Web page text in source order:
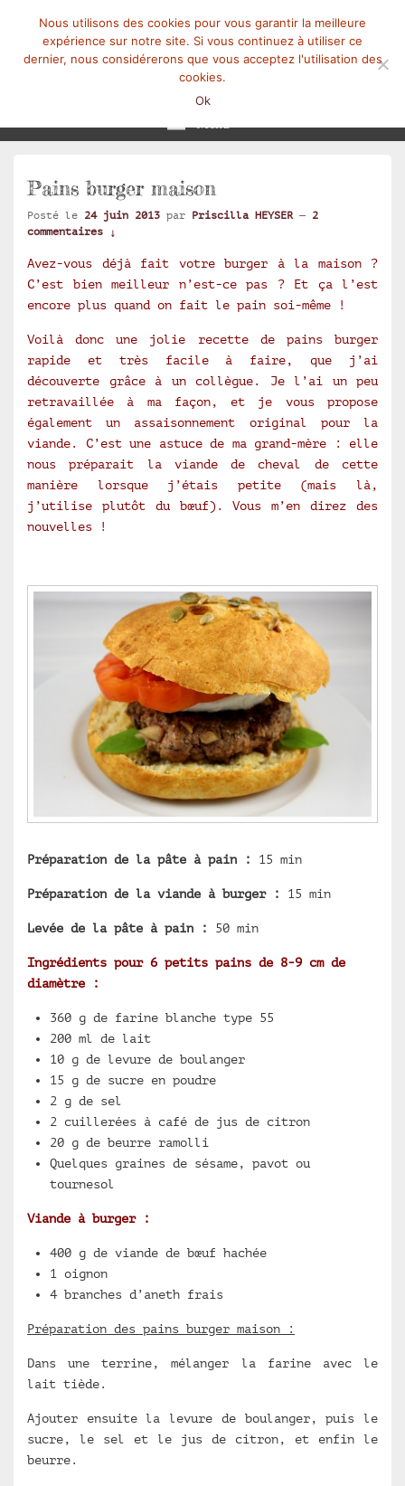
Pains burger maison
Posté le 24 juin 2013 par Priscilla HEYSER — 2
commentaires ↓
Avez-vous déjà fait votre burger à la maison ?
C’est bien meilleur n’est-ce pas ? Et ça l’est
encore plus quand on fait le pain soi-même !
Voilà donc une jolie recette de pains burger
rapide et très facile à faire, que j’ai
découverte grâce à un collègue. Je l’ai un peu
retravaillée à ma façon, et je vous propose
également un assaisonnement original pour la
viande. C’est une astuce de ma grand-mère : elle
nous préparait la viande de cheval de cette
manière lorsque j’étais petite (mais là,
j’utilise plutôt du bœuf). Vous m’en direz des
nouvelles !
Préparation de la pâte à pain : 15 min
Préparation de la viande à burger : 15 min
Levée de la pâte à pain : 50 min
Ingrédients pour 6 petits pains de 8-9 cm de
diamètre :
360 g de farine blanche type 55
200 ml de lait
10 g de levure de boulanger
15 g de sucre en poudre
2 g de sel
2 cuillerées à café de jus de citron
20 g de beurre ramolli
Quelques graines de sésame, pavot ou
tournesol
Viande à burger :
400 g de viande de bœuf hachée
1 oignon
4 branches d’aneth frais
Préparation des pains burger maison :
Dans une terrine, mélanger la farine avec le
lait tiède.
Ajouter ensuite la levure de boulanger, puis le
sucre, le sel et le jus de citron, et enfin le
beurre.
Nous utilisons des cookies pour vous garantir la meilleure
expérience sur notre site. Si vous continuez à utiliser ce
dernier, nous considérerons que vous acceptez l'utilisation des
cookies.
Ok